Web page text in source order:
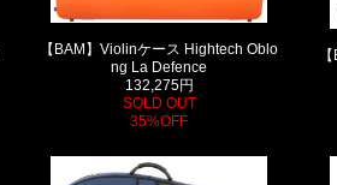
【BAM】Violinケース Hightech Oblo
ng La Defence
132,275円
SOLD OUT
35%OFF